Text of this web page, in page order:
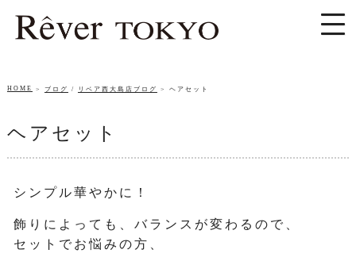
HOME ブログ / リベア西大島店ブログ ヘアセット
ヘアセット
シンプル華やかに！
飾りによっても、バランスが変わるので、
セットでお悩みの方、